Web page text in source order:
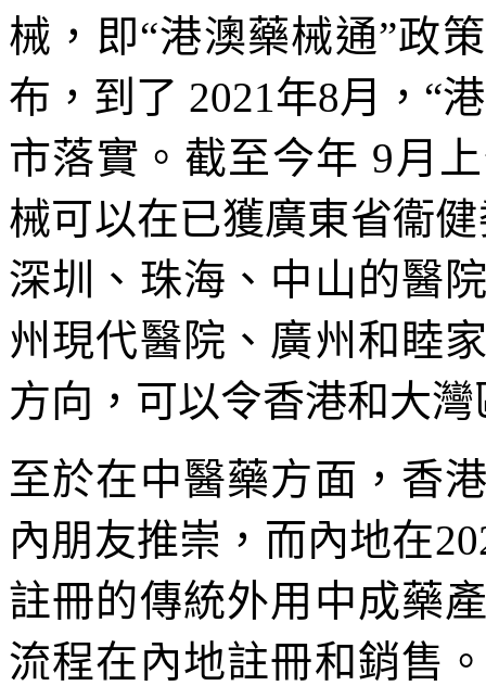
械，即“港澳藥械通”政
布，到了 2021年8月，“
市落實。截至今年 9月
械可以在已獲廣東省衞
深圳、珠海、中山的醫
州現代醫院、廣州和睦
方向，可以令香港和大
至於在中醫藥方面，香
內朋友推崇，而內地在
註冊的傳統外用中成藥
流程在內地註冊和銷售